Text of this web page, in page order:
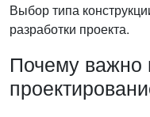
Выбор типа
разработки проекта.
Почему важно